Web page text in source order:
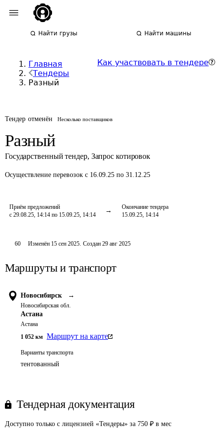
Найти грузы Найти машины
Главная
Тендеры
Разный
Как участвовать в тендере
Тендер отменён Несколько поставщиков
Разный
Государственный тендер, Запрос котировок
Осуществление перевозок с 16.09.25 по 31.12.25
Приём предложений
с 29.08.25, 14:14 по 15.09.25, 14:14
Окончание тендера
15.09.25, 14:14
60 Изменён 15 сен 2025. Создан 29 авг 2025
Маршруты и транспорт
Новосибирск →
Новосибирская обл.
Астана
Астана
1 052 км Маршрут на карте
Варианты транспорта
тентованный
Тендерная документация
Доступно только с лицензией «Тендеры» за 750 ₽ в мес